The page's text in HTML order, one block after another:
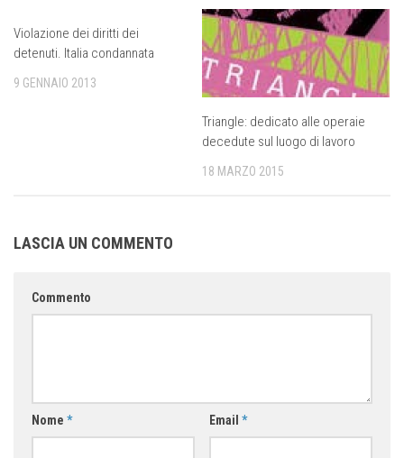
Violazione dei diritti dei
detenuti. Italia condannata
9 GENNAIO 2013
Triangle: dedicato alle operaie
decedute sul luogo di lavoro
18 MARZO 2015
LASCIA UN COMMENTO
Commento
Nome * Email *